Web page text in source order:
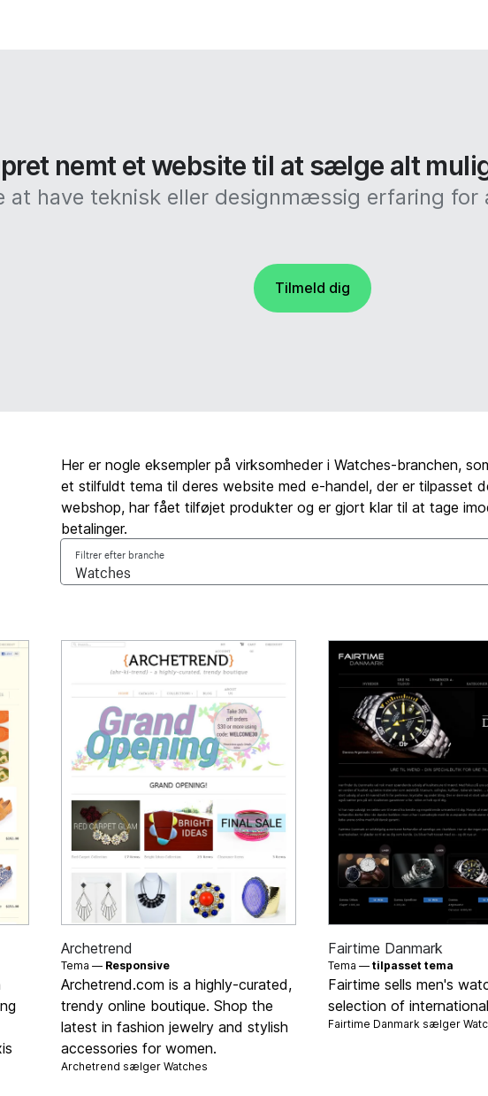
nemt et website til at sælge alt
at have teknisk eller designmæssig erfaring
Tilmeld dig
Her er nogle eksempler på virksomheder i Watches-branchen,
et stilfuldt tema til deres website med e-handel, der er tilpasset
webshop, har fået tilføjet produkter og er gjort klar til at tage
betalinger.
Filtrer efter branche
Archetrend
Tema — Responsive
Archetrend.com is a highly-curated,
trendy online boutique. Shop the
latest in fashion jewelry and stylish
accessories for women.
Archetrend sælger Watches
Fairtime Danmark
Tema — tilpasset tema
Fairtime sells men's
selection of
Fairtime Danmark sælger